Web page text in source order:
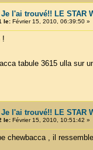
l'ai trouvé!! LE STAR
le:Février 15, 2010, 06:39:50 »
!
tabule 3615 ulla sur
l'ai trouvé!! LE STAR
le:Février 15, 2010, 10:51:42 »
chewbacca , il